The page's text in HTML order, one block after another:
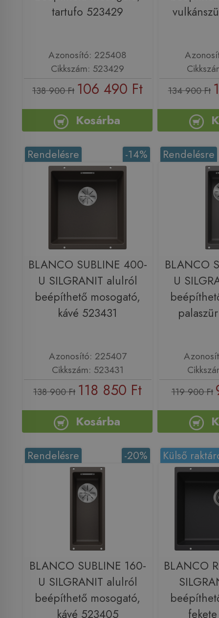
tartufo 523429
Azonosító: 225408
Cikkszám: 523429
138 900 Ft 106 490 Ft
Kosárba
134 900 Ft
-14%
Rendelésre
BLANCO SUBLINE 400-
U SILGRANIT alulról
beépíthető mosogató,
kávé 523431
Azonosító: 225407
Cikkszám: 523431
138 900 Ft 118 850 Ft
Kosárba
Rendelésre
BLANCO
U
119 900 Ft
-20%
Rendelésre
BLANCO SUBLINE 160-
U SILGRANIT alulról
beépíthető mosogató,
kávé 523405
Külső
BLANCO